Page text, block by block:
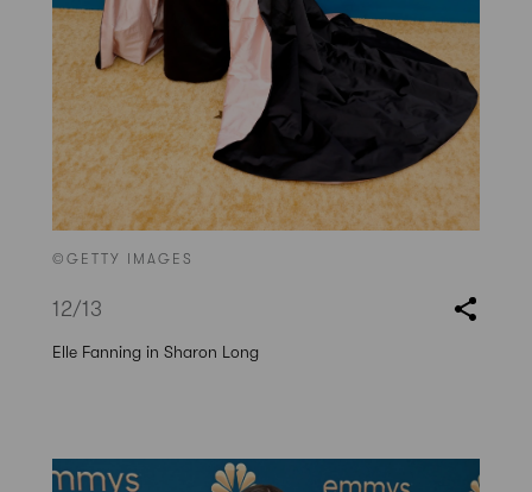
©GETTY IMAGES
12/13
Elle Fanning in Sharon Long